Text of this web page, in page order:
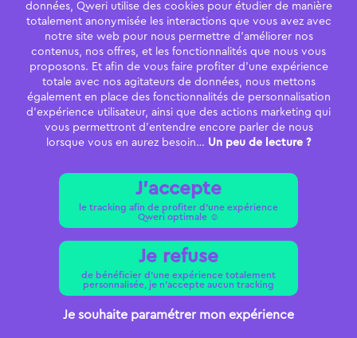
Qweri
22 rue Robert
69006 Lyon
04 28 29 52 36
Politique de confidentialité -Mentions légales -
Paramétrer mes cookies -Copyright © 2025 -
Qweri
données, Qweri utilise des cookies pour étudier de manière
totalement anonymisée les interactions que vous avez avec
notre site web pour nous permettre d’améliorer nos
contenus, nos offres, et les fonctionnalités que nous vous
proposons. Et afin de vous faire profiter d’une expérience
totale avec nos agitateurs de données, nous mettons
également en place des fonctionnalités de personnalisation
d’expérience utilisateur, ainsi que des actions marketing qui
vous permettront d’entendre encore parler de nous
lorsque vous en aurez besoin… Un peu de lecture ?
J'accepte
le tracking afin de profiter d’une expérience
Qweri optimale ☺️
Je refuse
de bénéficier d'une expérience totalement
personnalisée, je n'accepte aucun tracking
Je souhaite paramétrer mon expérience